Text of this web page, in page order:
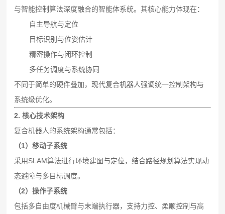
与智能控制算法深度融合的智能体系统。其核心能力体现在：
自主导航与定位
目标识别与位姿估计
精密操作与闭环控制
多任务调度与系统协同
不同于简单的硬件叠加，现代复合机器人强调统一控制架构与
系统级优化。
2. 核心技术架构
复合机器人的系统架构通常包括：
（1）移动子系统
采用SLAM算法进行环境建图与定位，结合路径规划算法实现动
态避障与多目标调度。
（2）操作子系统
包括多自由度机械臂与末端执行器，支持力控、柔顺控制与高